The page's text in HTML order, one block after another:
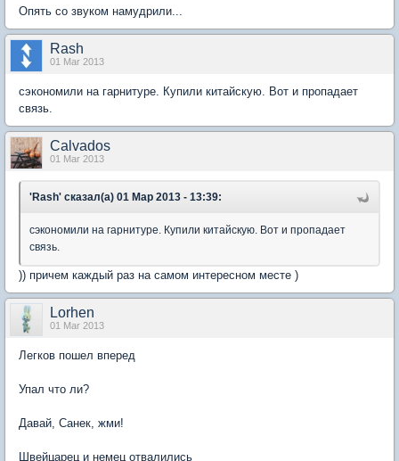
Опять со звуком намудрили...
Rash
01 Mar 2013
сэкономили на гарнитуре. Купили китайскую. Вот и пропадает
связь.
Calvados
01 Mar 2013
'Rash' сказал(а) 01 Мар 2013 - 13:39:
сэкономили на гарнитуре. Купили китайскую. Вот и пропадает
связь.
)) причем каждый раз на самом интересном месте )
Lorhen
01 Mar 2013
Легков пошел вперед
Упал что ли?
Давай, Санек, жми!
Швейцарец и немец отвалились